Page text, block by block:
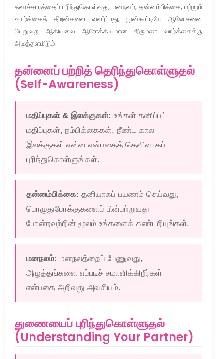
கலாச்சாரத்தைப் புரிந்துகொள்வது, மனநலம், தன்னம்பிக்கை, மற்றும்
வாழ்க்கைத் திறன்களை வளர்ப்பது, முன்கூட்டியே ஆலோசனை
பெறுவது ஆகியவை ஆரோக்கியமான திருமண வாழ்க்கைக்கு
அடித்தளமிடும்.
தன்னைப் பற்றித் தெரிந்துகொள்ளுதல்
(Self-Awareness)
மதிப்புகள் & இலக்குகள்: உங்கள் தனிப்பட்ட
மதிப்புகள், நம்பிக்கைகள், நீண்ட கால
இலக்குகள் என்ன என்பதைத் தெளிவாகப்
புரிந்துகொள்ளுங்கள்.
தன்னம்பிக்கை: தனியாகப் பயணம் செய்வது,
பொழுதுபோக்குகளைப் பின்பற்றுவது
போன்றவற்றின் மூலம் உங்களைக் கண்டறியுங்கள்.
மனநலம்: மனநலத்தைப் பேணுவது,
அழுத்தங்களை எப்படிச் சமாளிக்கிறீர்கள்
என்பதை அறிவது அவசியம்.
துணையைப் புரிந்துகொள்ளுதல்
(Understanding Your Partner)